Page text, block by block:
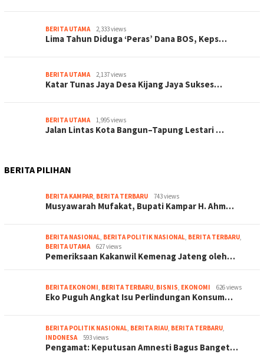
BERITA UTAMA 2,333 views
Lima Tahun Diduga ‘Peras’ Dana BOS, Keps…
BERITA UTAMA 2,137 views
Katar Tunas Jaya Desa Kijang Jaya Sukses…
BERITA UTAMA 1,995 views
Jalan Lintas Kota Bangun–Tapung Lestari …
BERITA PILIHAN
BERITA KAMPAR, BERITA TERBARU 743 views
Musyawarah Mufakat, Bupati Kampar H. Ahm…
BERITA NASIONAL, BERITA POLITIK NASIONAL, BERITA TERBARU,
BERITA UTAMA
627 views
Pemeriksaan Kakanwil Kemenag Jateng oleh…
BERITA EKONOMI, BERITA TERBARU, BISNIS, EKONOMI 626 views
Eko Puguh Angkat Isu Perlindungan Konsum…
BERITA POLITIK NASIONAL, BERITA RIAU, BERITA TERBARU,
INDONESA
593 views
Pengamat: Keputusan Amnesti Bagus Banget…